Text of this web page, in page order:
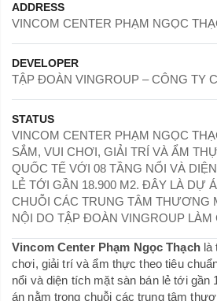
ADDRESS
VINCOM CENTER PHẠM NGỌC
DEVELOPER
TẬP ĐOÀN VINGROUP – CÔNG TY
STATUS
VINCOM CENTER PHẠM NGỌC
SẮM, VUI CHƠI, GIẢI TRÍ VÀ ẨM
QUỐC TẾ VỚI 08 TẦNG NỔI VÀ
LẺ TỚI GẦN 18.900 M2. ĐÂY LÀ DỰ
CHUỖI CÁC TRUNG TÂM THƯƠNG
NỘI DO TẬP ĐOÀN VINGROUP
Vincom Center Phạm Ngọc Thạchlà
chơi, giải trí và ẩm thực theo tiêu
nổi và diện tích mặt sàn bán lẻ tới gần
án nằm trong chuỗi các trung tâm